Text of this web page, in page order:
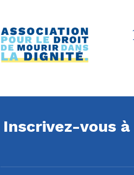
Inscrivez-vous